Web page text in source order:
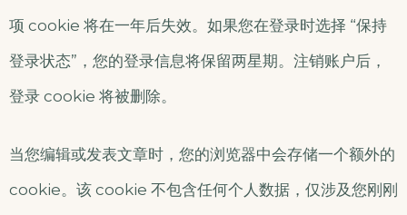
项 cookie 将在一年后失效。如果您在登录时选择 “保持
登录状态”，您的登录信息将保留两星期。注销账户后，
登录 cookie 将被删除。
当您编辑或发表文章时，您的浏览器中会存储一个额外的
cookie。该 cookie 不包含任何个人数据，仅涉及您刚刚